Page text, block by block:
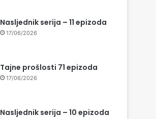
Nasljednik serija – 11 epizoda
17/06/2026
Tajne prošlosti 71 epizoda
17/06/2026
Nasljednik serija – 10 epizoda